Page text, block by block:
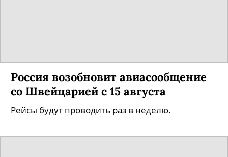
Россия возобновит авиасообщение
со Швейцарией с 15 августа
Рейсы будут проводить раз в неделю.